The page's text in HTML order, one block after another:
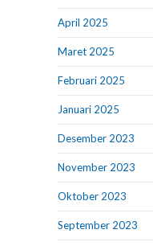
April 2025
Maret 2025
Februari 2025
Januari 2025
Desember 2023
November 2023
Oktober 2023
September 2023